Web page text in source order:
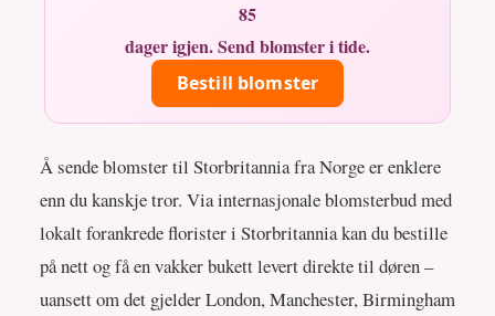
85
dager igjen. Send blomster i tide.
Bestill blomster
Å sende blomster til Storbritannia fra Norge er enklere
enn du kanskje tror. Via internasjonale blomsterbud med
lokalt forankrede florister i Storbritannia kan du bestille
på nett og få en vakker bukett levert direkte til døren –
uansett om det gjelder London, Manchester, Birmingham